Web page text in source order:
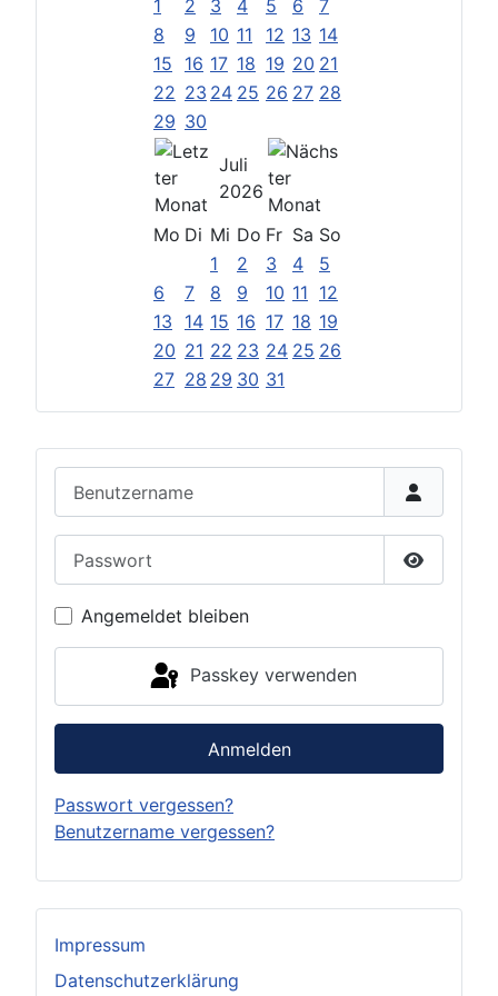
Passwort
Angemeldet bleiben
Passkey verwenden
Anmelden
Passwort vergessen?
Benutzername vergessen?
1
2 3 4 5 6
7
8
9 10 11 12 13 14
15
16 17 18 19 20 21
22 23 24 25 26 27 28
29 30
Juli
2026
Mo Di Mi Do Fr Sa So
1
2 3 4
5
6
7 8 9 10 11 12
13
14 15 16 17 18 19
20 21 22 23 24 25 26
27 28 29 30 31
Impressum
Datenschutzerklärung